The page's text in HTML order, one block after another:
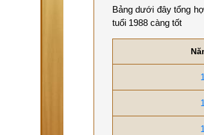
Bảng dưới đây tổng
tuổi 1988 càng tốt